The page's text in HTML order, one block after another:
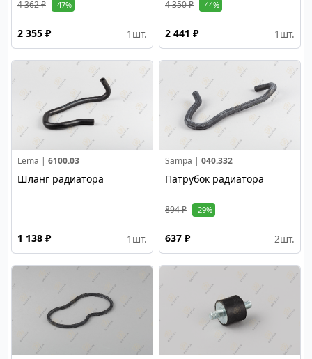
4 362 ₽ -47%
2 355 ₽ 1 шт.
4 350 ₽ -44%
2 441 ₽ 1 шт.
Lema | 6100.03
Шланг радиатора
1 138 ₽ 1 шт.
Sampa | 040.332
Патрубок радиатора
894 ₽ -29%
637 ₽ 2шт.